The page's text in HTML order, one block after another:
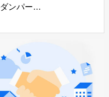
ンパー
」